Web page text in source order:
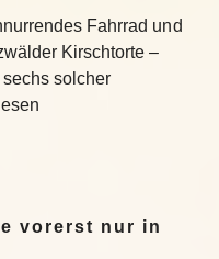
Fahrrad und
Kirschtorte –
sechs solcher
vorerst nur in